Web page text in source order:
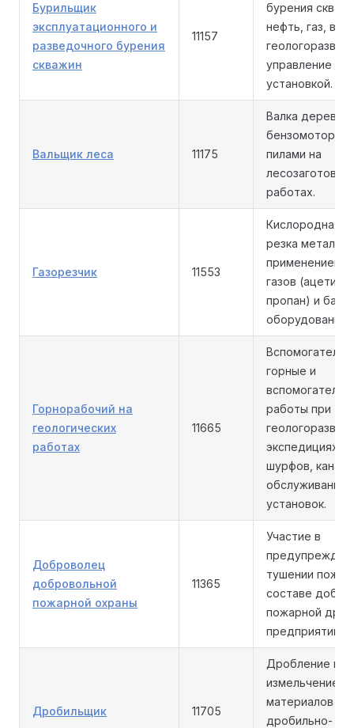
Бурильщик
эксплуатационного и
разведочного бурения
скважин
11157
бурения
нефть, газ,
управление
установкой.
Вальщик леса 11175
Валка
пилами на
работах.
Газорезчик 11553
Кислородная и
резка металла
применением
газов
пропан) и
оборудования.
Горнорабочий на
геологических
работах
11665
горные и
работы при
экспедициях:
шурфов, канав,
обслуживание
установок.
Доброволец
добровольной
пожарной охраны
11365
Участие в
тушении
составе
пожарной
предприятии.
Дробильщик 11705
Дробление и
измельчение
материалов на
дробильно-